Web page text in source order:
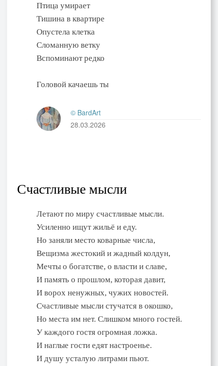
Птица умирает
Тишина в квартире
Опустела клетка
Сломанную ветку
Вспоминают редко
Головой качаешь ты
© BardArt
28.03.2026
Счастливые мысли
Летают по миру счастливые мысли.
Усиленно ищут жильё и еду.
Но заняли место коварные числа,
Вещизма жестокий и жадный колдун,
Мечты о богатстве, о власти и славе,
И память о прошлом, которая давит,
И ворох ненужных, чужих новостей.
Счастливые мысли стучатся в окошко,
Но места им нет. Слишком много гостей.
У каждого гостя огромная ложка.
И наглые гости едят настроенье.
И душу усталую литрами пьют.